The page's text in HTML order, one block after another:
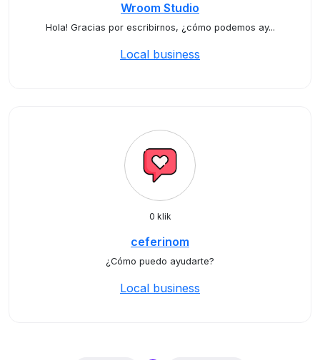
Wroom Studio
Hola! Gracias por escribirnos, ¿cómo podemos ay...
Local business
0 klik
ceferinom
¿Cómo puedo ayudarte?
Local business